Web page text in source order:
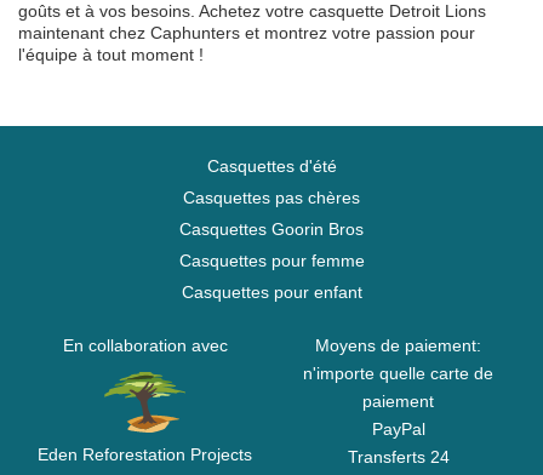
goûts et à vos besoins. Achetez votre casquette Detroit Lions
maintenant chez Caphunters et montrez votre passion pour
l'équipe à tout moment !
Casquettes d'été
Casquettes pas chères
Casquettes Goorin Bros
Casquettes pour femme
Casquettes pour enfant
En collaboration avec
Eden Reforestation Projects
Moyens de paiement:
n'importe quelle carte de
paiement
PayPal
Transferts 24